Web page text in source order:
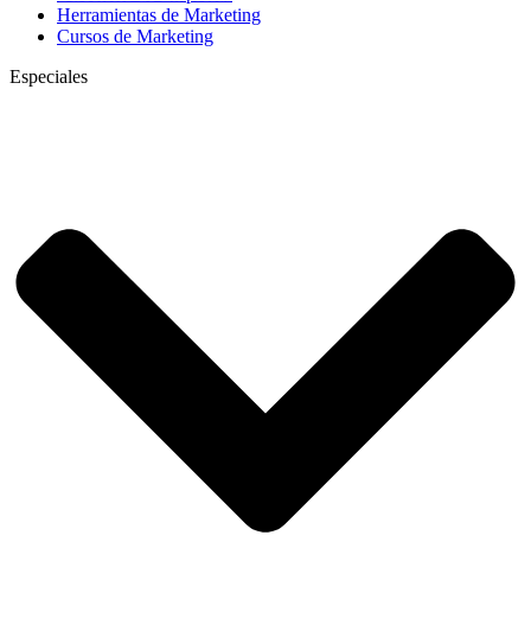
Herramientas de Marketing
Cursos de Marketing
Especiales